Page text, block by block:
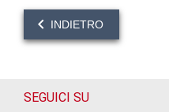
INDIETRO
SEGUICI SU